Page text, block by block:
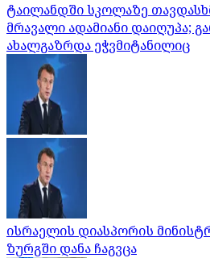
ტაილანდში სკოლაზე
მრავალი ადამიანი დაიღუპა;
ახალგაზრდა ეჭვმიტანილიც
ისრაელის დიასპორის
ზურგში დანა ჩაგვცა